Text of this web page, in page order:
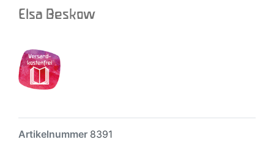
Elsa Beskow
Artikelnummer 8391